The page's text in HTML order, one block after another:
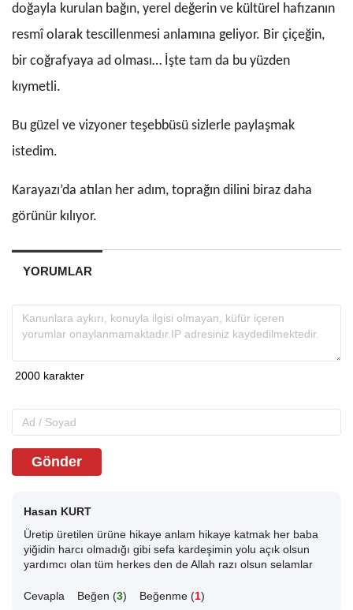
doğayla kurulan bağın, yerel değerin ve kültürel hafızanın
resmî olarak tescillenmesi anlamına geliyor. Bir çiçeğin,
bir coğrafyaya ad olması… İşte tam da bu yüzden
kıymetli.
Bu güzel ve vizyoner teşebbüsü sizlerle paylaşmak
istedim.
Karayazı’da atılan her adım, toprağın dilini biraz daha
görünür kılıyor.
YORUMLAR
Gönder
Hasan KURT
Üretip üretilen ürüne hikaye anlam hikaye katmak her baba
yiğidin harcı olmadığı gibi sefa kardeşimin yolu açık olsun
yardımcı olan tüm herkes den de Allah razı olsun selamlar
Cevapla Beğen (3) Beğenme (1)